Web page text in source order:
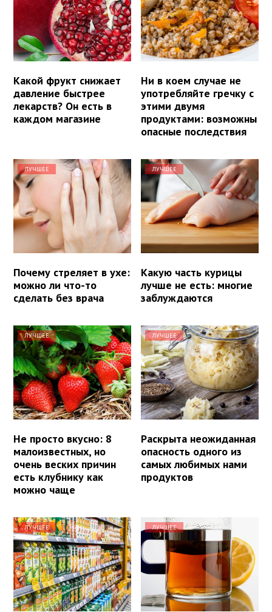
Какой фрукт снижает
давление быстрее
лекарств? Он есть в
каждом магазине
Ни в коем случае не
употребляйте гречку с
этими двумя
продуктами: возможны
опасные последствия
ЛУЧШЕЕ
Почему стреляет в ухе:
можно ли что-то
сделать без врача
ЛУЧШЕЕ
Какую часть курицы
лучше не есть: многие
заблуждаются
ЛУЧШЕЕ
Не просто вкусно: 8
малоизвестных, но
очень веских причин
есть клубнику как
можно чаще
ЛУЧШЕЕ
Раскрыта неожиданная
опасность одного из
самых любимых нами
продуктов
ЛУЧШЕЕ ЛУЧШЕЕ